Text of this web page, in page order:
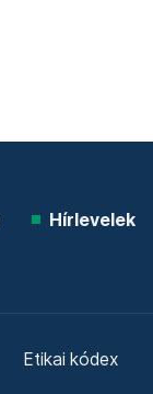
Hírlevelek
Etikai kódex